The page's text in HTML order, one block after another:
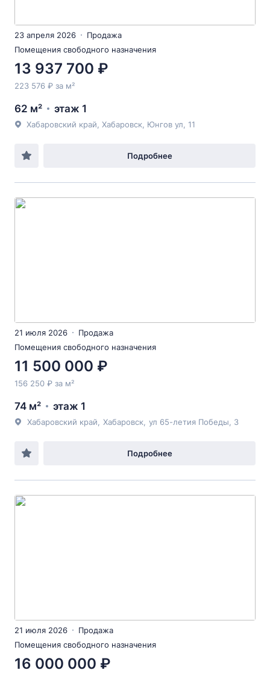
23 апреля 2026
Продажа
Помещения свободного назначения
13 937 700 ₽
223 576 ₽ за м²
62 м² этаж 1
Хабаровский край, Хабаровск, Юнгов ул, 11
Подробнее
21 июля 2026
Продажа
Помещения свободного назначения
11 500 000 ₽
156 250 ₽ за м²
74 м² этаж 1
Хабаровский край Хабаровск ул 65-летия Победы , 3
Подробнее
21 июля 2026
Продажа
Помещения свободного назначения
16 000 000 ₽